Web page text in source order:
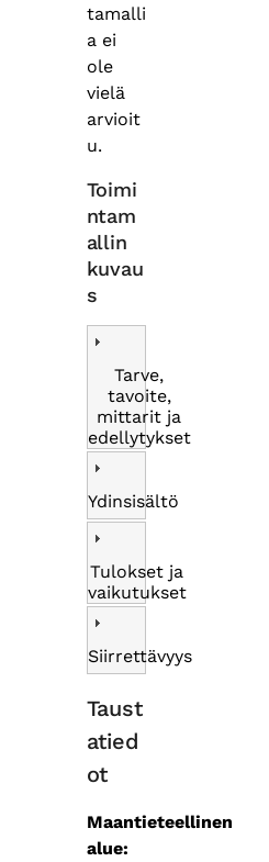
tamalli
a ei
ole
vielä
arvioit
u.
Toimi
ntam
allin
kuvau
s
Tarve,
tavoite,
mittarit ja
edellytykset
Ydinsisältö
Tulokset ja
vaikutukset
Siirrettävyys
Taust
atied
ot
Maantieteellinen
alue